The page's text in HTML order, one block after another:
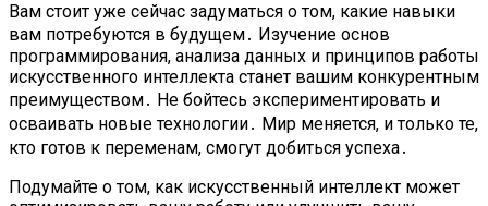
Вам стоит уже сейчас задуматься о том, какие навыки
вам потребуются в будущем․ Изучение основ
программирования, анализа данных и принципов работы
искусственного интеллекта станет вашим конкурентным
преимуществом․ Не бойтесь экспериментировать и
осваивать новые технологии․ Мир меняется, и только те,
кто готов к переменам, смогут добиться успеха․
Подумайте о том, как искусственный интеллект может